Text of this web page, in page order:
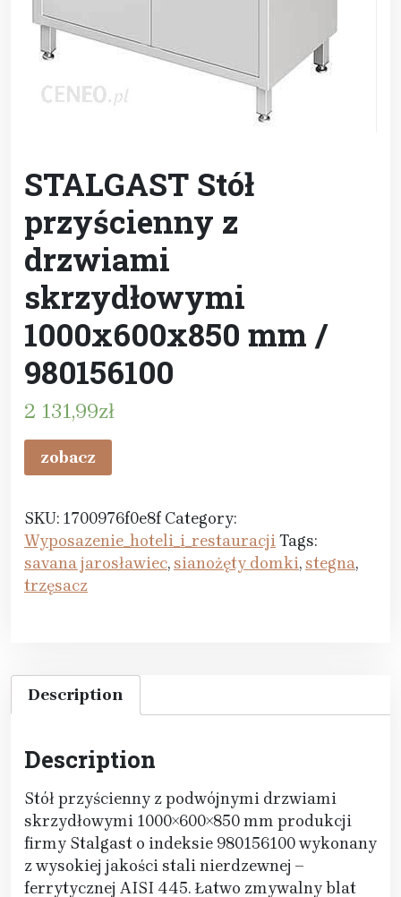
STALGAST Stół
przyścienny z
drzwiami
skrzydłowymi
1000x600x850 mm /
980156100
2 131,99zł
zobacz
SKU: 1700976f0e8f Category:
Wyposazenie_hoteli_i_restauracjiTags:
savana jarosławiec,sianożęty domki,stegna,
trzęsacz
Description
Description
Stół przyścienny z podwójnymi drzwiami
skrzydłowymi 1000×600×850 mm produkcji
firmy Stalgast o indeksie 980156100 wykonany
z wysokiej jakości stali nierdzewnej –
ferrytycznej AISI 445. Łatwo zmywalny blat